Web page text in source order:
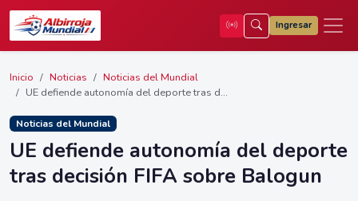
Ingresar
Inicio Noticias
Noticias del Mundial
UE defiende autonomía del deporte tras d...
Noticias del Mundial
UE defiende autonomía del deporte
tras decisión FIFA sobre Balogun